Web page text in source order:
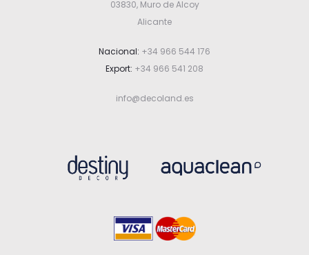
03830, Muro de Alcoy
Alicante
Nacional: +34 966 544 176
Export: +34 966 541 208
info@decoland.es